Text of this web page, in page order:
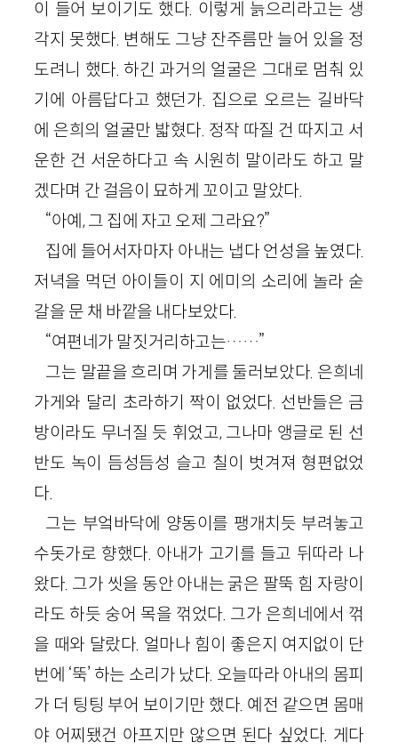
이 들어 보이기도 했다. 이렇게 늙으리라고는 생
각지 못했다. 변해도 그냥 잔주름만 늘어 있을 정
도려니 했다. 하긴 과거의 얼굴은 그대로 멈춰 있
기에 아름답다고 했던가. 집으로 오르는 길바닥
에 은희의 얼굴만 밟혔다. 정작 따질 건 따지고 서
운한 건 서운하다고 속 시원히 말이라도 하고 말
겠다며 간 걸음이 묘하게 꼬이고 말았다.
“아예, 그 집에 자고 오제 그라요?”
집에 들어서자마자 아내는 냅다 언성을 높였다.
저녁을 먹던 아이들이 지 에미의 소리에 놀라 숟
갈을 문 채 바깥을 내다보았다.
“여편네가 말짓거리하고는……”
그는 말끝을 흐리며 가게를 둘러보았다. 은희네
가게와 달리 초라하기 짝이 없었다. 선반들은 금
방이라도 무너질 듯 휘었고, 그나마 앵글로 된 선
반도 녹이 듬성듬성 슬고 칠이 벗겨져 형편없었
다.
그는 부엌바닥에 양동이를 팽개치듯 부려놓고
수돗가로 향했다. 아내가 고기를 들고 뒤따라 나
왔다. 그가 씻을 동안 아내는 굵은 팔뚝 힘 자랑이
라도 하듯 숭어 목을 꺾었다. 그가 은희네에서 꺾
을 때와 달랐다. 얼마나 힘이 좋은지 여지없이 단
번에 ‘뚝’ 하는 소리가 났다. 오늘따라 아내의 몸피
가 더 팅팅 부어 보이기만 했다. 예전 같으면 몸매
야 어찌됐건 아프지만 않으면 된다 싶었다. 게다